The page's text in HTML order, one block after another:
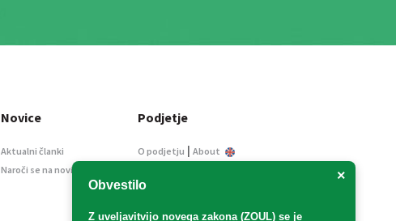
×
Obvestilo
Z uveljavitvijo novega zakona (ZOUL) se je
Novice
Aktualni članki
Naroči se na novice
Podjetje
O podjetju | About
Informacije javnega